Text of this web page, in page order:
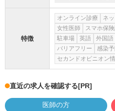
特徴
オンライン診療 ネ
女性医師
スマホ保
駐車場
英語 外国語
バリアフリー
感染
セカンドオピニオン
直近の求人を確認する[PR]
医師の方